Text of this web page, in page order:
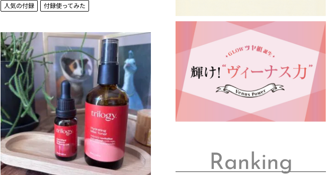
亜由美
人気の付録 付録使ってみた
Ranking